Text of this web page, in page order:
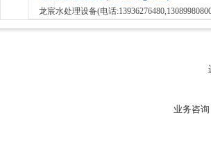
龙宸水处理设备(电话
业务咨